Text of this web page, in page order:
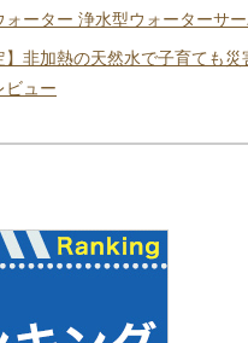
ォーター 浄水型ウォーターサ
】非加熱の天然水で子育ても
ビュー